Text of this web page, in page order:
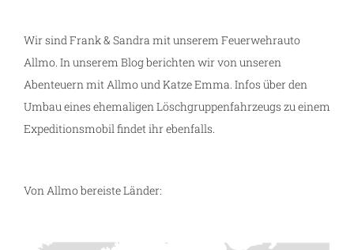
Wir sind Frank & Sandra mit unserem Feuerwehrauto
Allmo. In unserem Blog berichten wir von unseren
Abenteuern mit Allmo und Katze Emma. Infos über den
Umbau eines ehemaligen Löschgruppenfahrzeugs zu einem
Expeditionsmobil findet ihr ebenfalls.
Von Allmo bereiste Länder: